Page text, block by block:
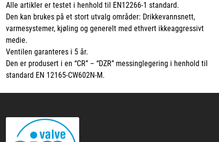
Alle artikler er testet i henhold til EN12266-1 standard.
Den kan brukes på et stort utvalg områder: Drikkevannsnett,
varmesystemer, kjøling og generelt med ethvert ikkeaggressivt
medie.
Ventilen garanteres i 5 år.
Den er produsert i en “CR” – “DZR” messinglegering i henhold til
standard EN 12165-CW602N-M.